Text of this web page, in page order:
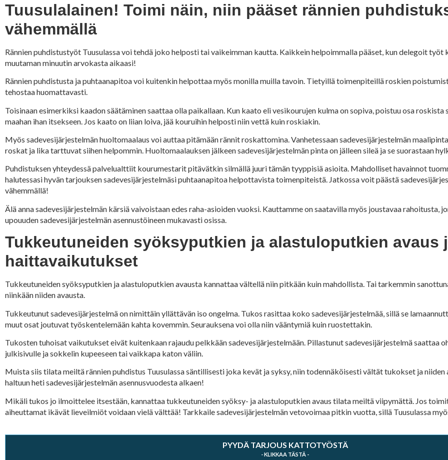
Tuusulalainen! Toimi näin, niin pääset rännien
vähemmällä
Rännien puhdistustyöt Tuusulassa voi tehdä joko helposti tai vaikeimman kautta. Kaikkein helpoimmalla pääset, kun delegoit työt
muutaman minuutin arvokasta aikaasi!
Rännien puhdistusta ja puhtaanapitoa voi kuitenkin helpottaa myös monilla muilla tavoin. Tietyillä toimenpiteillä roskien
tehostaa huomattavasti.
Toisinaan esimerkiksi kaadon säätäminen saattaa olla paikallaan. Kun kaato eli vesikourujen kulma on sopiva, poistuu osa
maahan ihan itsekseen. Jos kaato on liian loiva, jää kouruihin helposti niin vettä kuin roskiakin.
Myös sadevesijärjestelmän huoltomaalaus voi auttaa pitämään rännit roskattomina. Vanhetessaan sadevesijärjestelmän
roskat ja lika tarttuvat siihen helpommin. Huoltomaalauksen jälkeen sadevesijärjestelmän pinta on jälleen sileä ja se suorastaan
Puhdistuksen yhteydessä palvelualttiit kourumestarit pitävätkin silmällä juuri tämän tyyppisiä asioita. Mahdolliset havainnot
halutessasi hyvän tarjouksen sadevesijärjestelmäsi puhtaanapitoa helpottavista toimenpiteistä. Jatkossa voit päästä
vähemmällä!
Älä anna sadevesijärjestelmän kärsiä vaivoistaan edes raha-asioiden vuoksi. Kauttamme on saatavilla myös joustavaa rahoitusta,
upouuden sadevesijärjestelmän asennustöineen mukavasti osissa.
Tukkeutuneiden syöksyputkien ja alastuloputkien avaus
haittavaikutukset
Tukkeutuneiden syöksyputkien ja alastuloputkien avausta kannattaa vältellä niin pitkään kuin mahdollista. Tai tarkemmin
niinkään niiden avausta.
Tukkeutunut sadevesijärjestelmä on nimittäin yllättävän iso ongelma. Tukos rasittaa koko sadevesijärjestelmää, sillä se
muut osat joutuvat työskentelemään kahta kovemmin. Seurauksena voi olla niin vääntymiä kuin ruostettakin.
Tukosten tuhoisat vaikutukset eivät kuitenkaan rajaudu pelkkään sadevesijärjestelmään. Pillastunut sadevesijärjestelmä saattaa
julkisivulle ja sokkelin kupeeseen tai vaikkapa katon väliin.
Muista siis tilata meiltä rännien puhdistus Tuusulassa säntillisesti joka kevät ja syksy, niin todennäköisesti vältät tukokset ja
haltuun heti sadevesijärjestelmän asennusvuodesta alkaen!
Mikäli tukos jo ilmoittelee itsestään, kannattaa tukkeutuneiden syöksy- ja alastuloputkien avaus tilata meiltä viipymättä. Jos
aiheuttamat ikävät lieveilmiöt voidaan vielä välttää! Tarkkaile sadevesijärjestelmän vetovoimaa pitkin vuotta, sillä Tuusulassa
PYYDÄ TARJOUS KATTOTYÖSTÄ